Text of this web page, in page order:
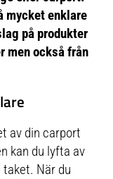
mycket enklare
på produkter
men också från
av din carport
kan du lyfta av
När du